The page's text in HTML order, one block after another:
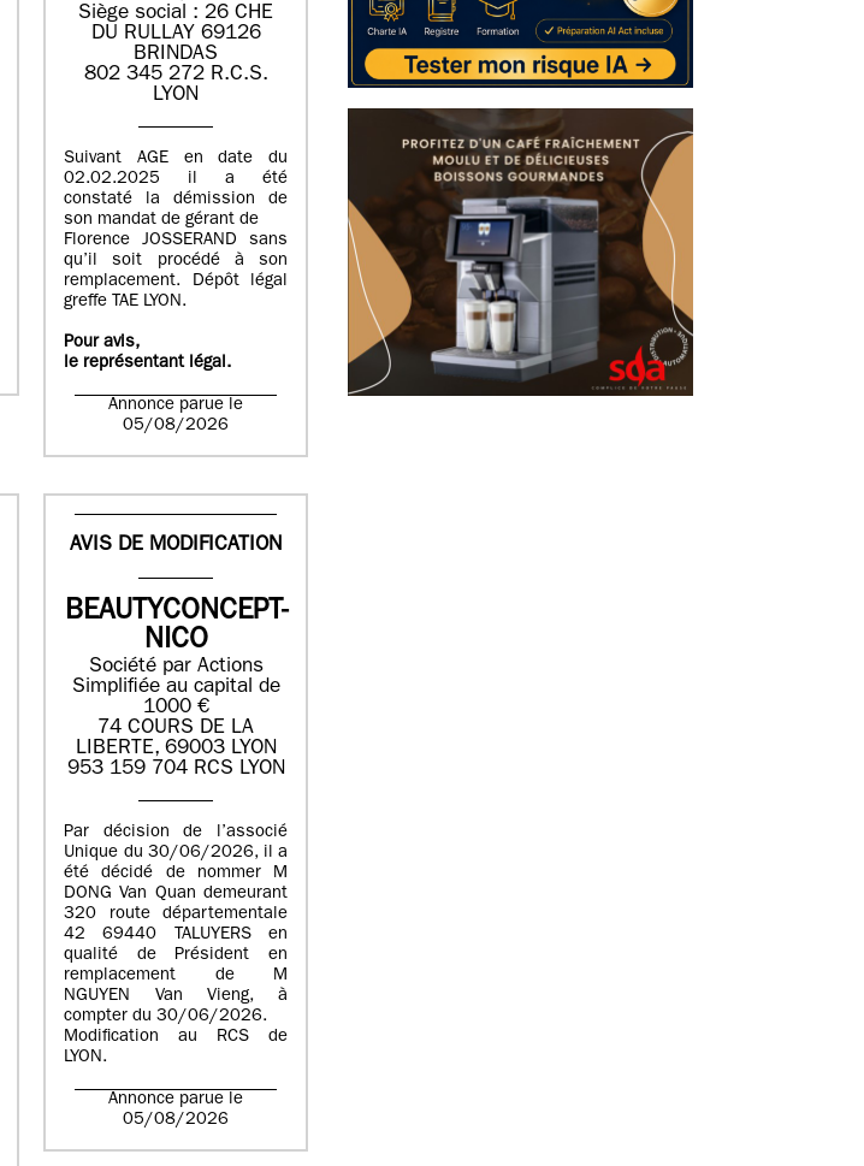
Siège social : 26 CHE
DU RULLAY 69126
BRINDAS
802 345 272 R.C.S.
LYON
Suivant AGE en date du
02.02.2025 il a été
constaté la démission de
son mandat de gérant de
Florence JOSSERAND sans
qu’il soit procédé à son
remplacement. Dépôt légal
greffe TAE LYON.
Pour avis,
le représentant légal.
Annonce parue le
05/08/2026
AVIS DE MODIFICATION
BEAUTYCONCEPT-
NICO
Société par Actions
Simplifiée au capital de
1000 €
74 COURS DE LA
LIBERTE, 69003 LYON
953 159 704 RCS LYON
Par décision de l’associé
Unique du 30/06/2026, il a
été décidé de nommer M
DONG Van Quan demeurant
320 route départementale
42 69440 TALUYERS en
qualité de Président en
remplacement de M
NGUYEN Van Vieng, à
compter du 30/06/2026.
Modification au RCS de
LYON.
Annonce parue le
05/08/2026